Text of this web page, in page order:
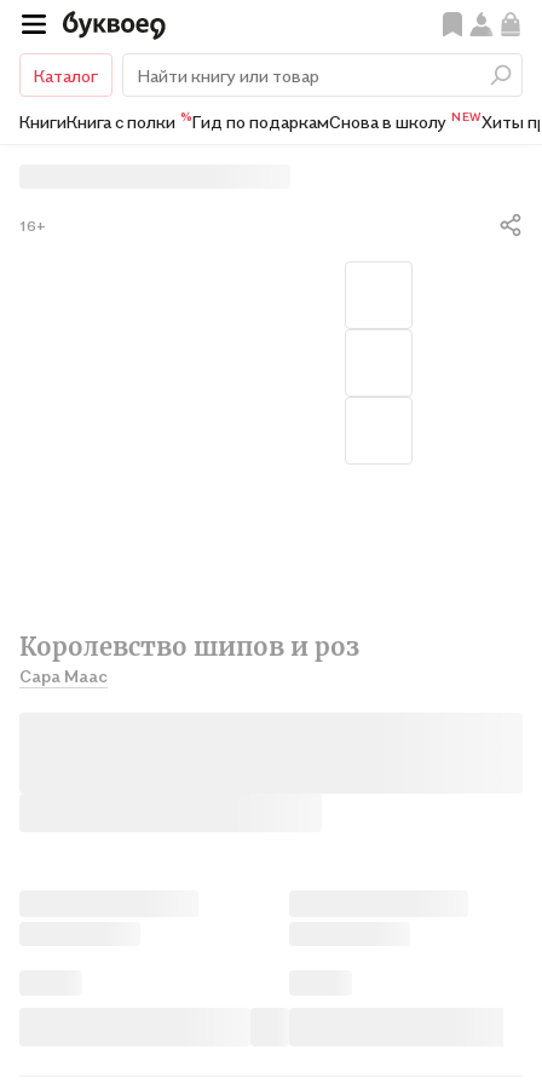
Каталог
КнигиКнига с полки %Гид по подаркамСнова в школу NEWХиты
Королевство шипов и роз
Сара Маас
16+